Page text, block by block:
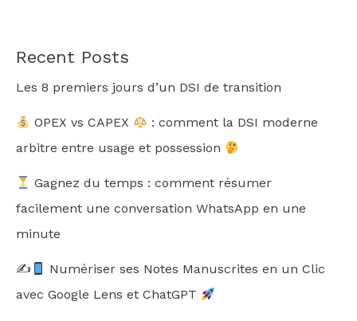
Recent Posts
Les 8 premiers jours d’un DSI de transition
OPEX vs CAPEX
: comment la DSI moderne
arbitre entre usage et possession
Gagnez du temps : comment résumer
facilement une conversation WhatsApp en une
minute
✍
Numériser ses Notes Manuscrites en un Clic
avec Google Lens et ChatGPT